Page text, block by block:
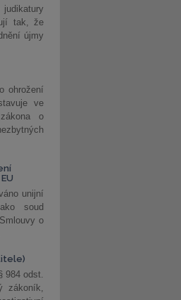
tak, že
újmy
ohrožení
ve
o
unijní
soud
o
984 odst.
zákoník,